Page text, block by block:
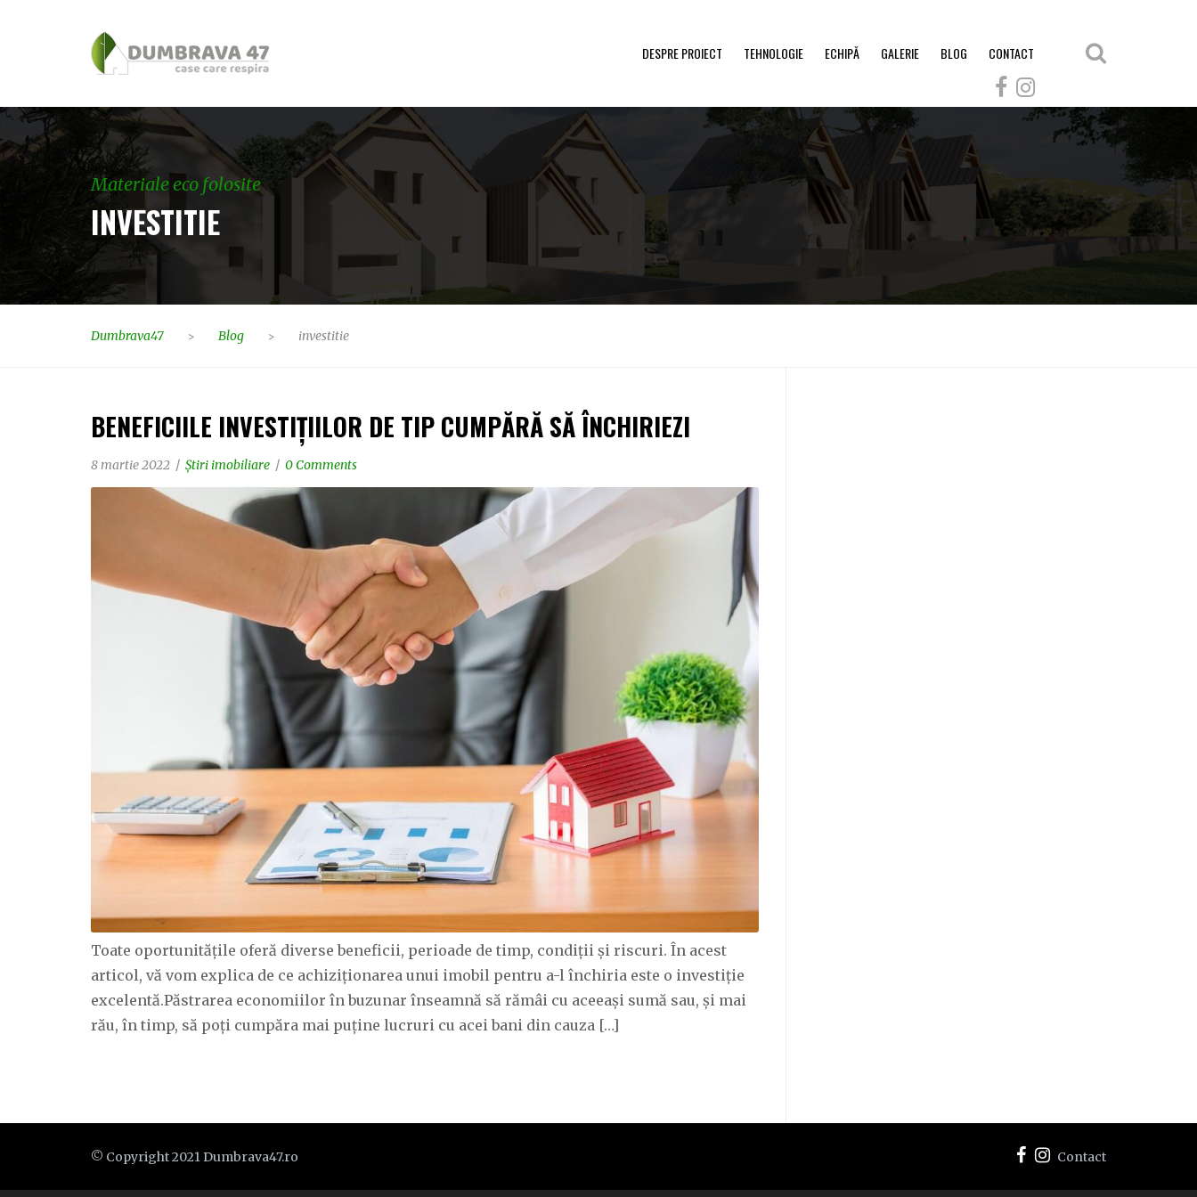
DESPRE PROIECT TEHNOLOGIE ECHIPĂ GALERIE BLOG CONTACT
Materiale eco folosite
INVESTITIE
Dumbrava47 > Blog > investitie
BENEFICIILE INVESTIȚIILOR DE TIP CUMPĂRĂ SĂ ÎNCHIRIEZI
8 martie 2022 Știri imobiliare 0 Comments
Toate oportunitățile oferă diverse beneficii, perioade de timp, condiții și riscuri. În acest
articol, vă vom explica de ce achiziționarea unui imobil pentru a-l închiria este o investiție
excelentă.Păstrarea economiilor în buzunar înseamnă să rămâi cu aceeași sumă sau, și mai
rău, în timp, să poți cumpăra mai puține lucruri cu acei bani din cauza […]
© Copyright 2021 Dumbrava47.ro Contact